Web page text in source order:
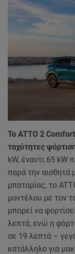
Το ATTO 2
ταχύτητες
kW, έναντι 65 kW
παρά την αισθητά
μπαταρίας, το
μοντέλου με τον
μπορεί να
λεπτά, ενώ η
σε 19 λεπτά –
κατάλληλο για